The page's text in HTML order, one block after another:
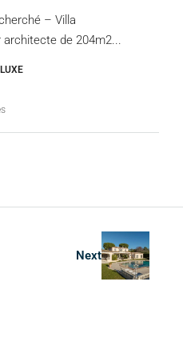
– Villa
de 204m2...
Next